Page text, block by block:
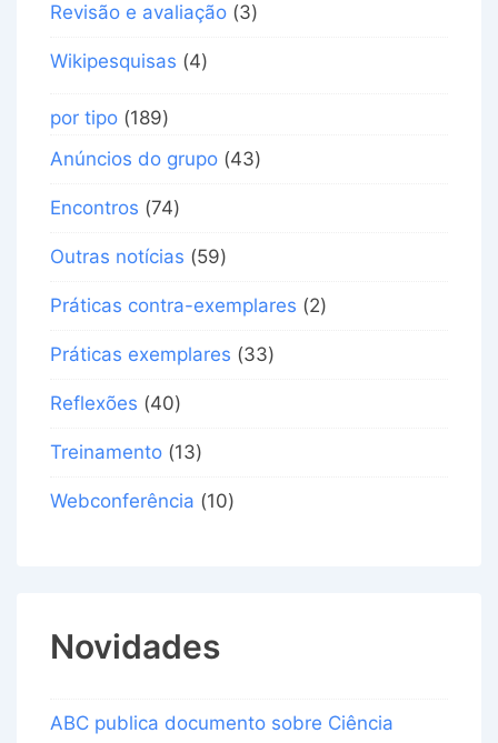
Revisão e avaliação (3)
Wikipesquisas (4)
por tipo (189)
Anúncios do grupo (43)
Encontros (74)
Outras notícias (59)
Práticas contra-exemplares (2)
Práticas exemplares (33)
Reflexões (40)
Treinamento (13)
Webconferência (10)
Novidades
ABC publica documento sobre Ciência